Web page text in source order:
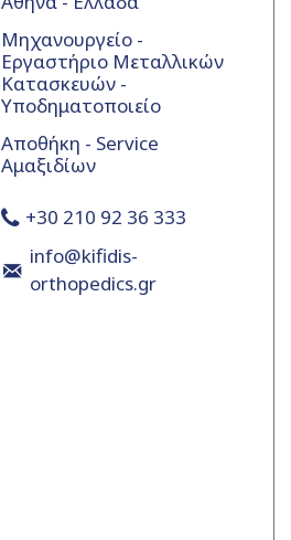
Μηχανουργείο -
Εργαστήριο Μεταλλικών
Κατασκευών -
Υποδηματοποιείο
Αποθήκη - Service
Αμαξιδίων
+30 210 92 36 333
info@kifidis-
orthopedics.gr